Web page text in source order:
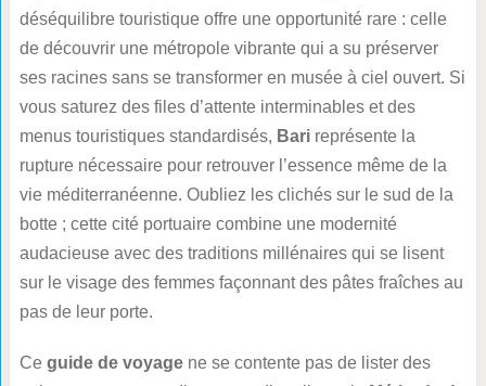
déséquilibre touristique offre une opportunité rare : celle
de découvrir une métropole vibrante qui a su préserver
ses racines sans se transformer en musée à ciel ouvert. Si
vous saturez des files d’attente interminables et des
menus touristiques standardisés, Barireprésente la
rupture nécessaire pour retrouver l’essence même de la
vie méditerranéenne. Oubliez les clichés sur le sud de la
botte ; cette cité portuaire combine une modernité
audacieuse avec des traditions millénaires qui se lisent
sur le visage des femmes façonnant des pâtes fraîches au
pas de leur porte.
Ce guide de voyagene se contente pas de lister des